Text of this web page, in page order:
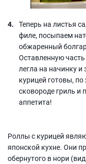
Теперь на листья
филе, посыпаем
обжаренный
Оставленную
легла на начинку
курицей готовы,
сковороде гриль и
аппетита!
Роллы с курицей
японской кухне. Они
обернутого в нори